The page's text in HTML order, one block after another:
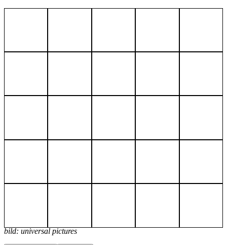
bild: universal pictures